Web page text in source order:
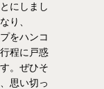
にしまし
り、
をハンコ
程に戸惑
。ぜひそ
思い切っ